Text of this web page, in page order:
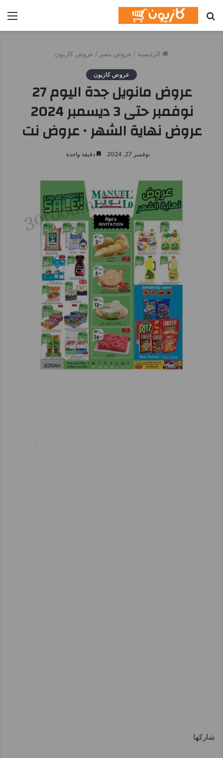
عن
الرئيسية / عروض مصر / عروض كازيون
عروض كازيون
عروض مانويل جدة اليوم 27
نوفمبر حتى 3 ديسمبر 2024
عروض نهاية الشهر • عروض نت
نوفمبر 27, 2024 دقيقة واحدة
شاركها